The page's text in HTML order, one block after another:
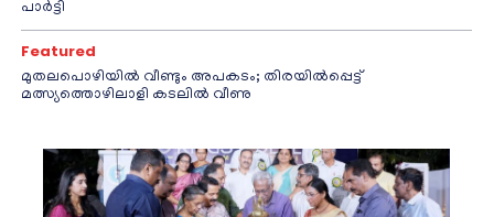
പാർട്ടി
Featured
മുതലപൊഴിയിൽ വീണ്ടും അപകടം; തിരയിൽപ്പെട്ട്
മത്സ്യത്തൊഴിലാളി കടലിൽ വീണു